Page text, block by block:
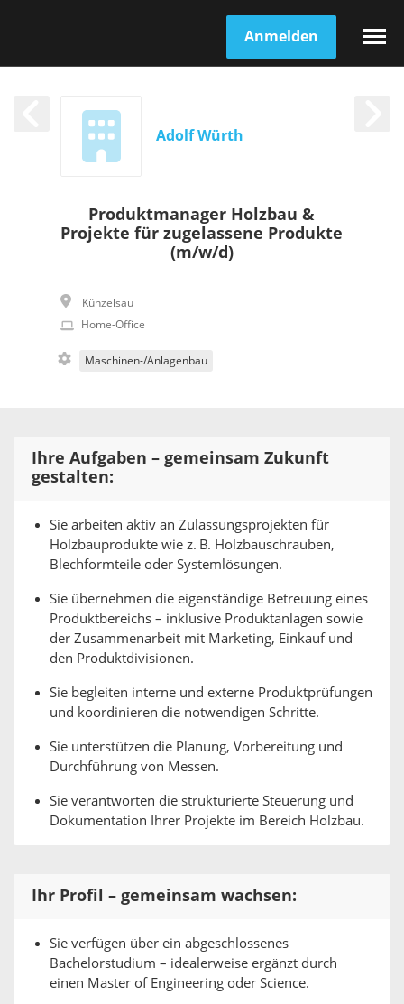
Anmelden
Adolf Würth
Produktmanager Holzbau &
Projekte für zugelassene Produkte
(m/w/d)
Künzelsau
Home-Office
Maschinen-/Anlagenbau
Ihre Aufgaben – gemeinsam Zukunft
gestalten:
Sie arbeiten aktiv an Zulassungsprojekten für
Holzbauprodukte wie z. B. Holzbauschrauben,
Blechformteile oder Systemlösungen.
Sie übernehmen die eigenständige Betreuung eines
Produktbereichs – inklusive Produktanlagen sowie
der Zusammenarbeit mit Marketing, Einkauf und
den Produktdivisionen.
Sie begleiten interne und externe Produktprüfungen
und koordinieren die notwendigen Schritte.
Sie unterstützen die Planung, Vorbereitung und
Durchführung von Messen.
Sie verantworten die strukturierte Steuerung und
Dokumentation Ihrer Projekte im Bereich Holzbau.
Ihr Profil – gemeinsam wachsen:
Sie verfügen über ein abgeschlossenes
Bachelorstudium – idealerweise ergänzt durch
einen Master of Engineering oder Science.